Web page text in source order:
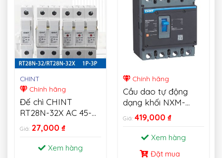
CHINT
Chính hãng
Đế chì CHINT
RT28N-32X AC 45-
62HZ 500V Fusible
Cutout 1P 2P 3P
Giá: 27,000 ₫
Xem hàng
Chính hãng
Cầu dao tự động
dạng khối NXM-
MCCB CHINT
Giá: 419,000 ₫
Xem hàng
Đặt mua